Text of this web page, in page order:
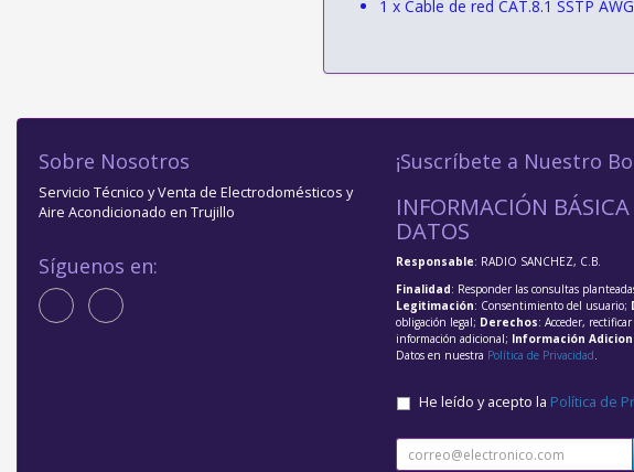
1 x Cable de red CAT.8.1 SSTP
Sobre Nosotros
Servicio Técnico y Venta de Electrodomésticos y
Aire Acondicionado en Trujillo
Síguenos en:
¡Suscríbete a Nuestro
INFORMACIÓN
DATOS
Responsable: RADIO SANCHEZ, C.B.
Finalidad: Responder las consultas
Legitimación: Consentimiento del usuario;
obligación legal; Derechos: Acceder,
información adicional; Información
Datos en nuestra Política de Privacidad.
He leído y acepto la Política de